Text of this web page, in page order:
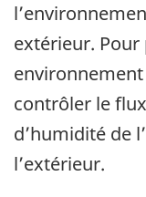
extérieur.
contrôler le
d’humidité de
l’extérieur.